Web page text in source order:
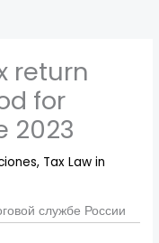
return
for
2023
, Tax Law in
службе России